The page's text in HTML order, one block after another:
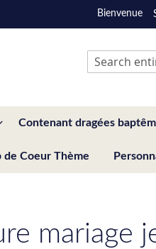
Bienvenue
Search
Contenant dragées
de Coeur Thème
mariage